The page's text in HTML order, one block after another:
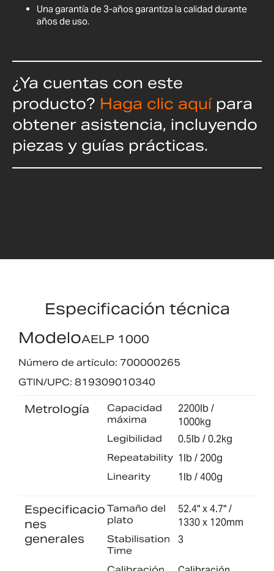
Una garantía de 3-años garantiza la calidad durante
años de uso.
¿Ya cuentas con este
producto? Haga clic aquí para
obtener asistencia, incluyendo
piezas y guías prácticas.
Especificación técnica
ModeloAELP 1000
Número de artículo: 700000265
GTIN/UPC: 819309010340
Metrología
Capacidad
máxima
2200lb /
1000kg
Legibilidad 0.5lb / 0.2kg
Repeatability 1lb / 200g
Linearity 1lb / 400g
Especificacio
nes
generales
Tamaño del
plato
52.4" x 4.7" /
1330 x 120mm
Stabilisation
Time
3